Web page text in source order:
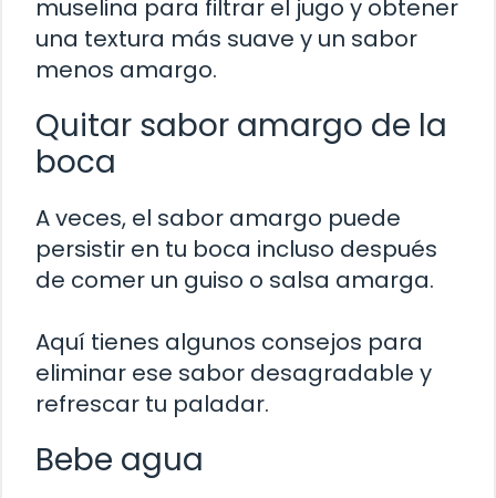
muselina para filtrar el jugo y obtener
una textura más suave y un sabor
menos amargo.
Quitar sabor amargo de la
boca
A veces, el sabor amargo puede
persistir en tu boca incluso después
de comer un guiso o salsa amarga.
Aquí tienes algunos consejos para
eliminar ese sabor desagradable y
refrescar tu paladar.
Bebe agua